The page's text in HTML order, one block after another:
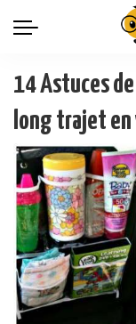
14 Astuces
long trajet